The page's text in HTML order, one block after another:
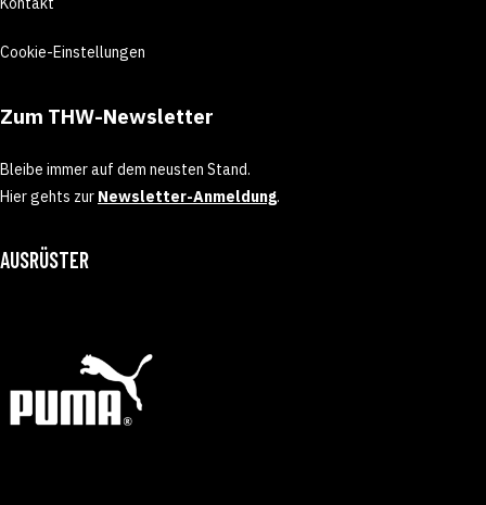
Cookie-Einstellungen
Zum THW-Newsletter
Bleibe immer auf dem neusten Stand.
Hier gehts zur Newsletter-Anmeldung.
AUSRÜSTER